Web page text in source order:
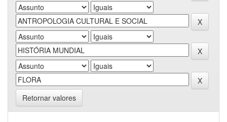
Retornar valores